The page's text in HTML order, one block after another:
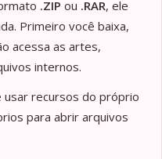
.ZIP ou .RAR, ele
Primeiro você baixa,
acessa as artes,
internos.
usar recursos do próprio
para abrir arquivos